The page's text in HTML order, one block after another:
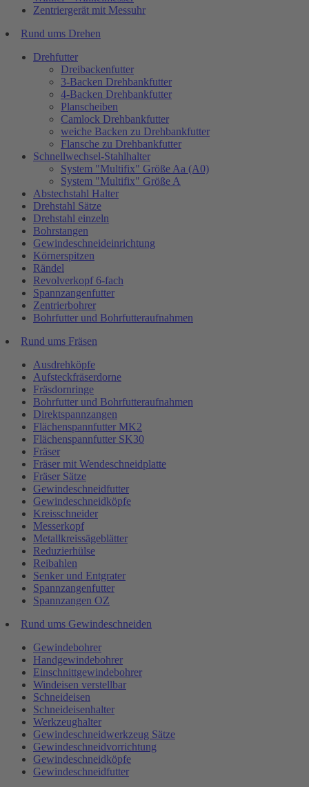
Zentriergerät mit Messuhr
Rund ums Drehen
Drehfutter
Dreibackenfutter
3-Backen Drehbankfutter
4-Backen Drehbankfutter
Planscheiben
Camlock Drehbankfutter
weiche Backen zu Drehbankfutter
Flansche zu Drehbankfutter
Schnellwechsel-Stahlhalter
System "Multifix" Größe Aa (A0)
System "Multifix" Größe A
Abstechstahl Halter
Drehstahl Sätze
Drehstahl einzeln
Bohrstangen
Gewindeschneideinrichtung
Körnerspitzen
Rändel
Revolverkopf 6-fach
Spannzangenfutter
Zentrierbohrer
Bohrfutter und Bohrfutteraufnahmen
Rund ums Fräsen
Ausdrehköpfe
Aufsteckfräserdorne
Fräsdornringe
Bohrfutter und Bohrfutteraufnahmen
Direktspannzangen
Flächenspannfutter MK2
Flächenspannfutter SK30
Fräser
Fräser mit Wendeschneidplatte
Fräser Sätze
Gewindeschneidfutter
Gewindeschneidköpfe
Kreisschneider
Messerkopf
Metallkreissägeblätter
Reduzierhülse
Reibahlen
Senker und Entgrater
Spannzangenfutter
Spannzangen OZ
Rund ums Gewindeschneiden
Gewindebohrer
Handgewindebohrer
Einschnittgewindebohrer
Windeisen verstellbar
Schneideisen
Schneideisenhalter
Werkzeughalter
Gewindeschneidwerkzeug Sätze
Gewindeschneidvorrichtung
Gewindeschneidköpfe
Gewindeschneidfutter